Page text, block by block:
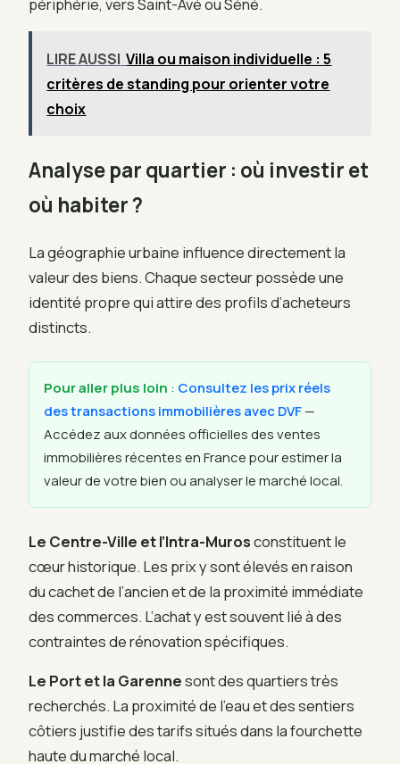
LIRE AUSSI Villa ou maison individuelle : 5
critères de standing pour orienter votre
choix
Analyse par quartier : où investir et
où habiter ?
La géographie urbaine influence directement la
valeur des biens. Chaque secteur possède une
identité propre qui attire des profils d’acheteurs
distincts.
Pour aller plus loin : Consultez les prix réels
des transactions immobilières avec DVF—
Accédez aux données officielles des ventes
immobilières récentes en France pour estimer la
valeur de votre bien ou analyser le marché local.
Le Centre-Ville et l’Intra-Murosconstituent le
cœur historique. Les prix y sont élevés en raison
du cachet de l’ancien et de la proximité immédiate
des commerces. L’achat y est souvent lié à des
contraintes de rénovation spécifiques.
Le Port et la Garennesont des quartiers très
recherchés. La proximité de l’eau et des sentiers
côtiers justifie des tarifs situés dans la fourchette
haute du marché local.